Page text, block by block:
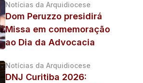
Notícias da Arquidiocese
Dom Peruzzo presidirá
Missa em comemoração
ao Dia da Advocacia
Notícias da Arquidiocese
DNJ Curitiba 2026: